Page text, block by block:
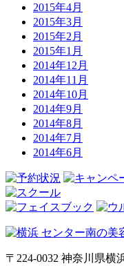
2015年4月
2015年3月
2015年2月
2015年1月
2014年12月
2014年11月
2014年10月
2014年9月
2014年8月
2014年7月
2014年6月
〒224-0032 神奈川県横